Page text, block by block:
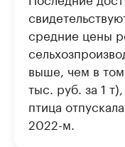
средние цены
выше, чем в
тыс. руб. за 1
птица
2022-м.